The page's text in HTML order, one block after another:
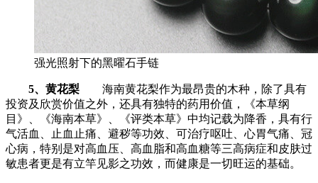
强光照射下的黑曜石手链
5、黄花梨 海南黄花梨作为最昂贵的木种，除了具有
投资及欣赏价值之外，还具有独特的药用价值，《本草纲
目》、《海南本草》、《评类本草》中均记载为降香，具有行
气活血、止血止痛、避秽等功效、可治疗呕吐、心胃气痛、冠
心病，特别是对高血压、高血脂和高血糖等三高病症和皮肤过
敏患者更是有立竿见影之功效，而健康是一切旺运的基础。